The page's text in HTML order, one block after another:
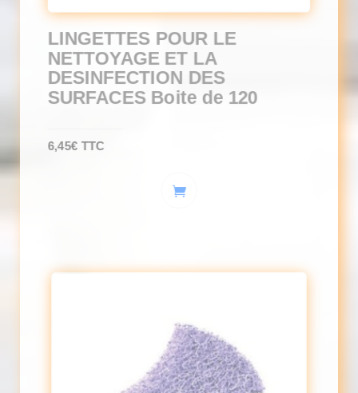
LINGETTES POUR LE
NETTOYAGE ET LA
DESINFECTION DES
SURFACES Boite de 120
6,45€ TTC